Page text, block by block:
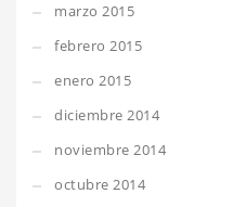
marzo 2015
febrero 2015
enero 2015
diciembre 2014
noviembre 2014
octubre 2014